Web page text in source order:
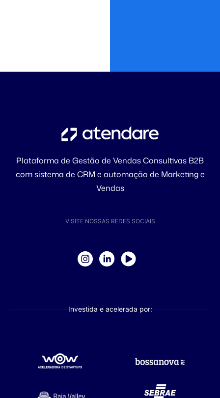
Plataforma de Gestão de Vendas Consultivas B2B
com sistema de CRM e automação de Marketing e
Vendas
VISITE NOSSAS REDES SOCIAIS
Investida e acelerada por: